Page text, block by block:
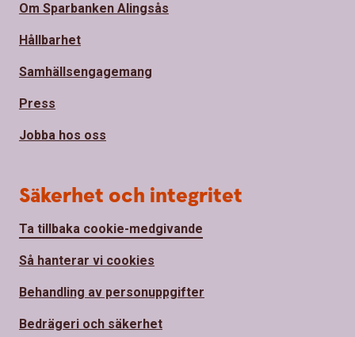
Om Sparbanken Alingsås
Hållbarhet
Samhällsengagemang
Press
Jobba hos oss
Säkerhet och integritet
Ta tillbaka cookie-medgivande
Så hanterar vi cookies
Behandling av personuppgifter
Bedrägeri och säkerhet